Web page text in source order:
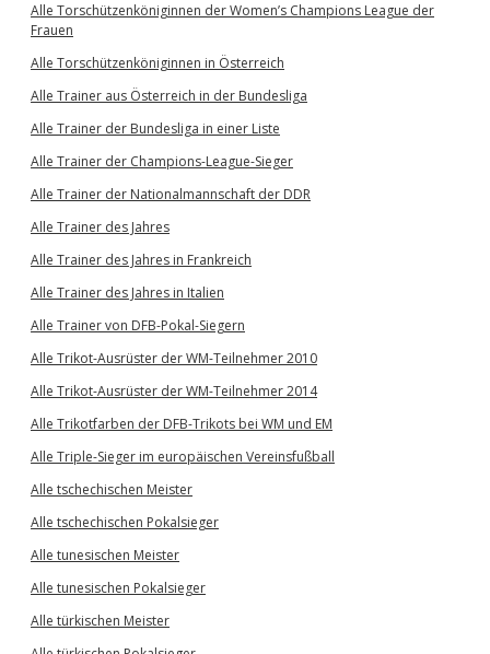
Alle Torschützenköniginnen der Women’s Champions League der
Frauen
Alle Torschützenköniginnen in Österreich
Alle Trainer aus Österreich in der Bundesliga
Alle Trainer der Bundesliga in einer Liste
Alle Trainer der Champions-League-Sieger
Alle Trainer der Nationalmannschaft der DDR
Alle Trainer des Jahres
Alle Trainer des Jahres in Frankreich
Alle Trainer des Jahres in Italien
Alle Trainer von DFB-Pokal-Siegern
Alle Trikot-Ausrüster der WM-Teilnehmer 2010
Alle Trikot-Ausrüster der WM-Teilnehmer 2014
Alle Trikotfarben der DFB-Trikots bei WM und EM
Alle Triple-Sieger im europäischen Vereinsfußball
Alle tschechischen Meister
Alle tschechischen Pokalsieger
Alle tunesischen Meister
Alle tunesischen Pokalsieger
Alle türkischen Meister